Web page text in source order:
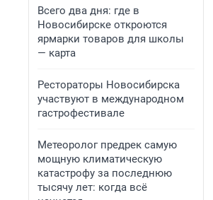
Всего два дня: где в
Новосибирске откроются
ярмарки товаров для школы
— карта
Рестораторы Новосибирска
участвуют в международном
гастрофестивале
Метеоролог предрек самую
мощную климатическую
катастрофу за последнюю
тысячу лет: когда всё